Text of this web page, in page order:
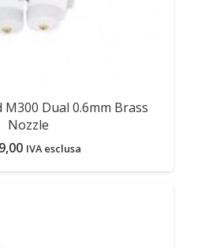
Dual 0.6mm Brass
Nozzle
IVA esclusa